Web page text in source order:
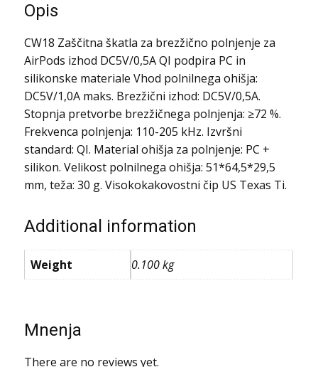
Opis
CW18 Zaščitna škatla za brezžično polnjenje za
AirPods izhod DC5V/0,5A QI podpira PC in
silikonske materiale Vhod polnilnega ohišja:
DC5V/1,0A maks. Brezžični izhod: DC5V/0,5A.
Stopnja pretvorbe brezžičnega polnjenja: ≥72 %.
Frekvenca polnjenja: 110-205 kHz. Izvršni
standard: QI. Material ohišja za polnjenje: PC +
silikon. Velikost polnilnega ohišja: 51*64,5*29,5
mm, teža: 30 g. Visokokakovostni čip US Texas Ti.
Additional information
Weight 0.100 kg
Mnenja
There are no reviews yet.